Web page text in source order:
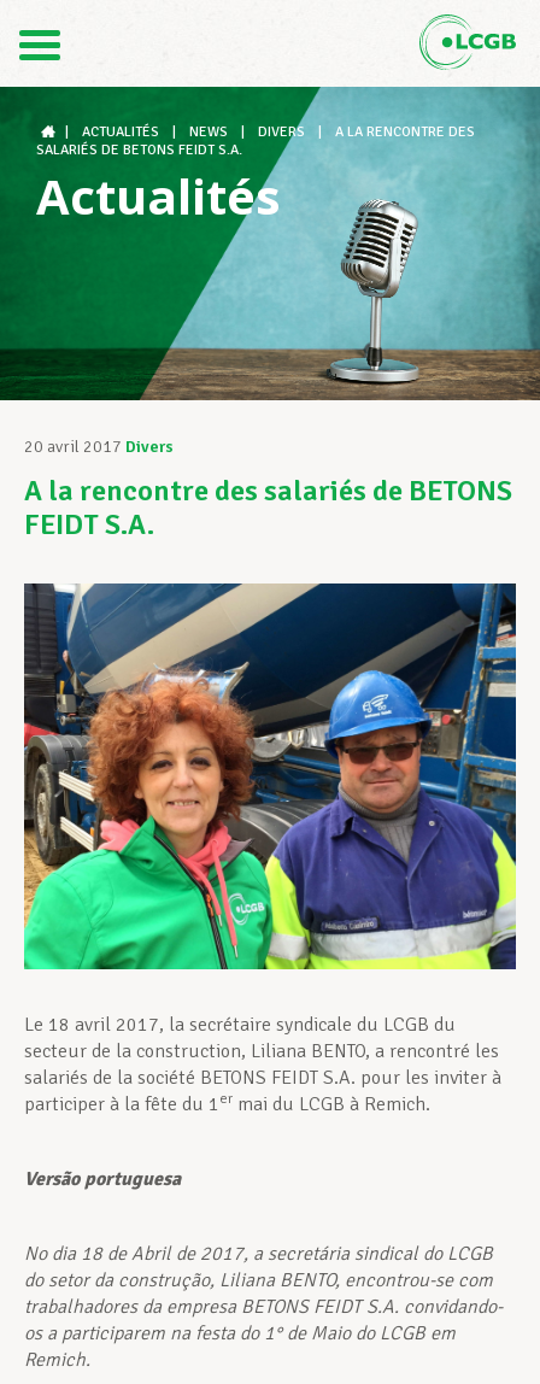
DE
Le LCGB
Structures syndicales
Assistance au Travail
Vos droits
Assistance en vie privée
Développement professionnel
Devenir Membre
Actualités
ACTUALITÉS NEWS DIVERS
A LA RENCONTRE DES
SALARIÉS DE BETONS FEIDT S.A.
Actualités
20 avril 2017 Divers
A la rencontre des salariés de BETONS
FEIDT S.A.
Le 18 avril 2017, la secrétaire syndicale du LCGB du
secteur de la construction, Liliana BENTO, a rencontré les
salariés de la société BETONS FEIDT S.A. pour les inviter à
participer à la fête du 1 er mai du LCGB à Remich.
Versãoportuguesa
No dia 18 de Abril de 2017, a secretária sindical do LCGB
do setor da construção, Liliana BENTO, encontrou-se com
trabalhadores da empresa BETONS FEIDT S.A. convidando-
os a participarem na festa do 1° de Maio do LCGB em
Remich.